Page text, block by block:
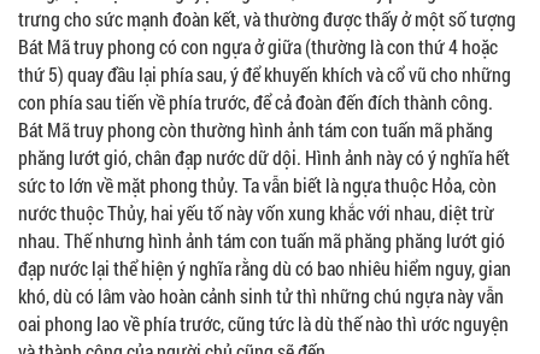
trưng cho sức mạnh đoàn kết, và thường được thấy ở một số tượng
Bát Mã truy phong có con ngựa ở giữa (thường là con thứ 4 hoặc
thứ 5) quay đầu lại phía sau, ý để khuyến khích và cổ vũ cho những
con phía sau tiến về phía trước, để cả đoàn đến đích thành công.
Bát Mã truy phong còn thường hình ảnh tám con tuấn mã phăng
phăng lướt gió, chân đạp nước dữ dội. Hình ảnh này có ý nghĩa hết
sức to lớn về mặt phong thủy. Ta vẫn biết là ngựa thuộc Hỏa, còn
nước thuộc Thủy, hai yếu tố này vốn xung khắc với nhau, diệt trừ
nhau. Thế nhưng hình ảnh tám con tuấn mã phăng phăng lướt gió
đạp nước lại thể hiện ý nghĩa rằng dù có bao nhiêu hiểm nguy, gian
khó, dù có lâm vào hoàn cảnh sinh tử thì những chú ngựa này vẫn
oai phong lao về phía trước, cũng tức là dù thế nào thì ước nguyện